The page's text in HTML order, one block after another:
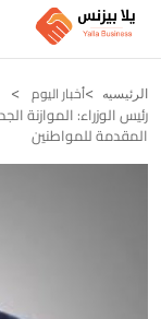
الرئيسيه أخبار اليوم
رئيس الوزراء:
المقدمة للمواطنين